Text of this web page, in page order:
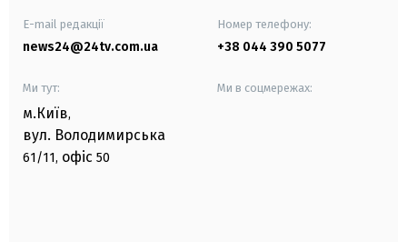
E-mail редакції
news24@24tv.com.ua
Номер телефону:
+38 044 390 5077
Ми тут:
м.Київ,
вул. Володимирська
61/11, офіс 50
Ми в соцмережах: